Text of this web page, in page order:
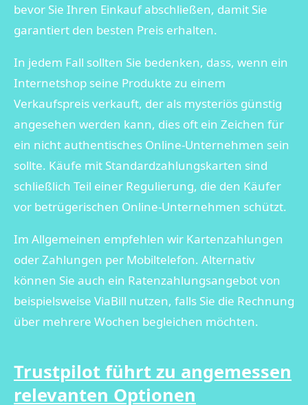
bevor Sie Ihren Einkauf abschließen, damit Sie
garantiert den besten Preis erhalten.
In jedem Fall sollten Sie bedenken, dass, wenn ein
Internetshop seine Produkte zu einem
Verkaufspreis verkauft, der als mysteriös günstig
angesehen werden kann, dies oft ein Zeichen für
ein nicht authentisches Online-Unternehmen sein
sollte. Käufe mit Standardzahlungskarten sind
schließlich Teil einer Regulierung, die den Käufer
vor betrügerischen Online-Unternehmen schützt.
Im Allgemeinen empfehlen wir Kartenzahlungen
oder Zahlungen per Mobiltelefon. Alternativ
können Sie auch ein Ratenzahlungsangebot von
beispielsweise ViaBill nutzen, falls Sie die Rechnung
über mehrere Wochen begleichen möchten.
Trustpilot führt zu angemessen
relevanten Optionen